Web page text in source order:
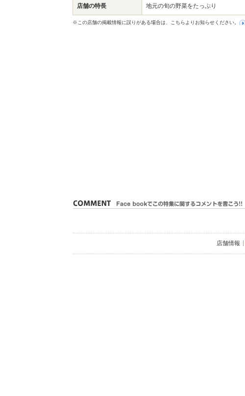
店舗の特長 地元の旬の野菜をたっぷり
※この店舗の掲載情報に誤りがある場合は、こちらよりお知らせください。
店舗情報